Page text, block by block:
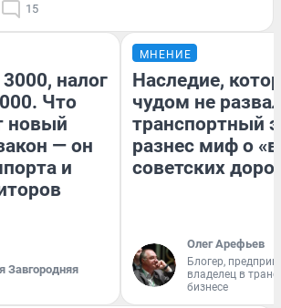
15
налог
Что
новый
— он
и
Завгородняя
МНЕНИЕ
Наследие,
чудом не
транспортный
разнес миф о
советских
Олег Арефьев
Блогер,
владелец в
бизнесе